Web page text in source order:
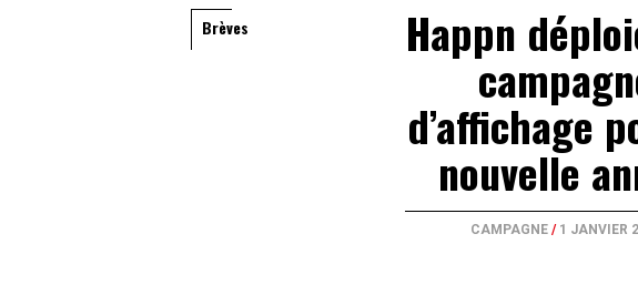
Brèves Happn
d’affichage
nouvelle
CAMPAGNE/ 1 JANVIER